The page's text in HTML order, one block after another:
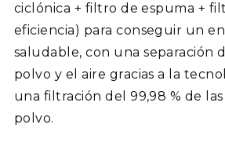
ciclónica + filtro de espuma +
eficiencia) para conseguir un
saludable, con una separación
polvo y el aire gracias a la
una filtración del 99,98 % de
polvo.